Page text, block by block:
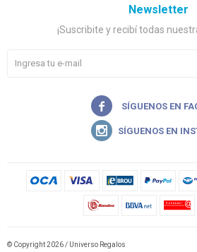
Newsletter
¡Suscribite y recibí todas


© Copyright 2026 / Universo Regalos